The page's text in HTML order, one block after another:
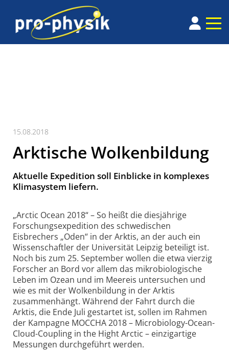
15.08.2018
Arktische Wolkenbildung
Aktuelle Expedition soll Einblicke in komplexes
Klimasystem liefern.
„Arctic Ocean 2018“ – So heißt die dies­jährige
Forschungs­expedition des schwedischen
Eisbrechers „Oden“ in der Arktis, an der auch ein
Wissen­schaftler der Universität Leipzig beteiligt ist.
Noch bis zum 25. September wollen die etwa vierzig
Forscher an Bord vor allem das mikro­biologische
Leben im Ozean und im Meereis unter­suchen und
wie es mit der Wolken­bildung in der Arktis
zusammen­hängt. Während der Fahrt durch die
Arktis, die Ende Juli gestartet ist, sollen im Rahmen
der Kampagne MOCCHA 2018 – Micro­biology-Ocean-
Cloud-Coupling in the Hight Arctic – einzig­artige
Messungen durch­geführt werden.